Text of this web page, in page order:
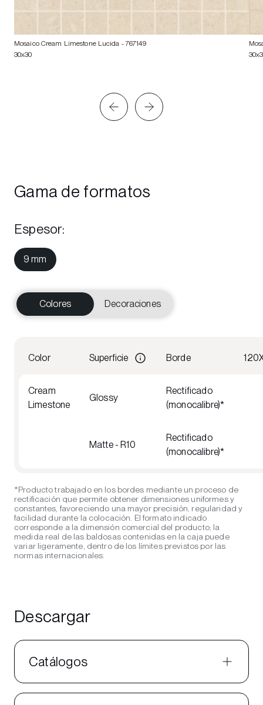
Mosaico Cream Limestone Lucida - 767149
30x30
Gama de formatos
Espesor:
9 mm
Colores Decoraciones
Color Superficie Borde
Cream
Limestone
Glossy
Rectificado
(monocalibre)*
Matte - R10
Rectificado
(monocalibre)*
*Producto trabajado en los bordes mediante un proceso de
rectificación que permite obtener dimensiones uniformes y
constantes, favoreciendo una mayor precisión, regularidad y
facilidad durante la colocación. El formato indicado
corresponde a la dimensión comercial del producto; la
medida real de las baldosas contenidas en la caja puede
variar ligeramente, dentro de los límites previstos por las
normas internacionales.
Descargar
Catálogos